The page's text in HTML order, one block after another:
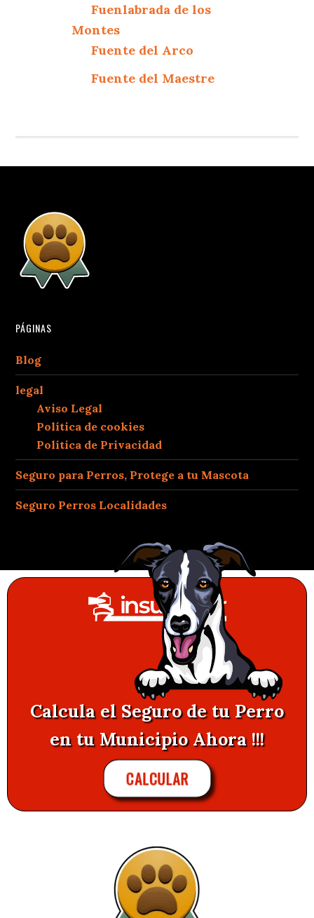
Fuenlabrada de los
Montes
Fuente del Arco
Fuente del Maestre
PÁGINAS
Blog
legal
Aviso Legal
Política de cookies
Política de Privacidad
Seguro para Perros, Protege a tu Mascota
Seguro Perros Localidades
Calcula el Seguro de tu Perro
en tu Municipio Ahora !!!
CALCULAR